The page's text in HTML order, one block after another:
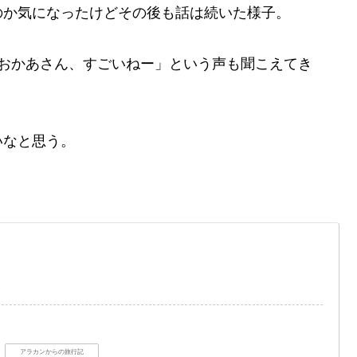
気になったけどその後も話は続いた様子。
かあさん、すごいねー」という声も聞こえてき
と思う。
アラカンからの旅行記